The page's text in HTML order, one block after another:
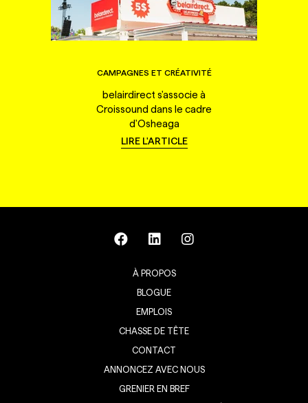
CAMPAGNES ET CRÉATIVITÉ
belairdirect s'associe à
Croissound dans le cadre
d'Osheaga
LIRE L'ARTICLE
À PROPOS
BLOGUE
EMPLOIS
CHASSE DE TÊTE
CONTACT
ANNONCEZ AVEC NOUS
GRENIER EN BREF